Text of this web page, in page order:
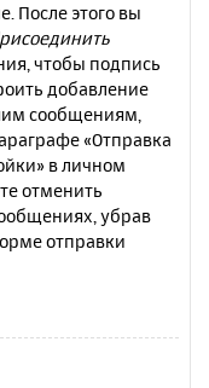
После этого вы
чтобы подпись
добавление
сообщениям,
«Отправка
в личном
отменить
убрав
отправки